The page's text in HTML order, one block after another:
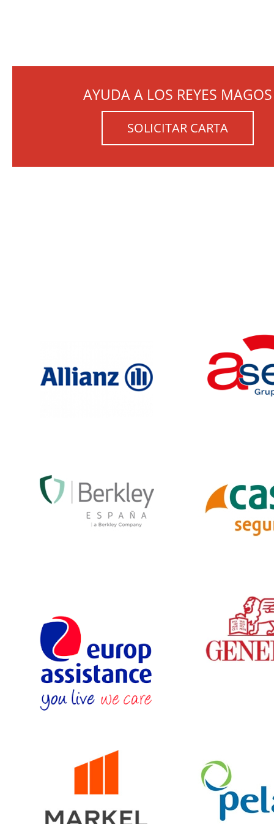
AYUDA A LOS REYES MAGOS
SOLICITAR CARTA